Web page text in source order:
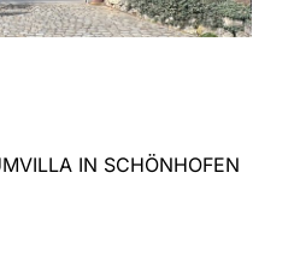
IN SCHÖNHOFEN